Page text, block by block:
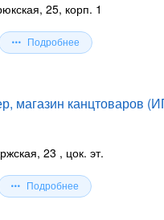
25, корп. 1
Подробнее
магазин канцтоваров
23 , цок. эт.
Подробнее